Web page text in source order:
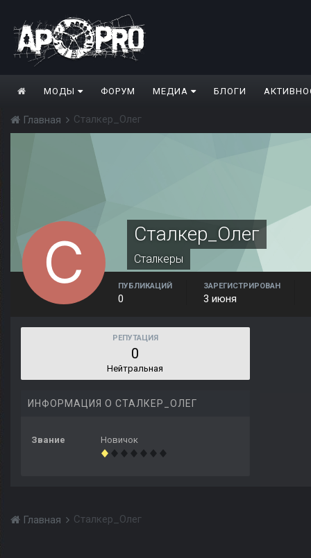
МОДЫ ФОРУМ МЕДИА БЛОГИ
Главная Сталкер_Олег
Сталкер_Олег
Сталкеры
ПУБЛИКАЦИЙ
0
ЗАРЕГИСТРИРОВАН
3 июня
РЕПУТАЦИЯ
0
Нейтральная
ИНФОРМАЦИЯ О СТАЛКЕР_ОЛЕГ
Звание Новичок
Главная Сталкер_Олег